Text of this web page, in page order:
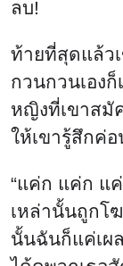
ลบ!
ท้ายที่สุดแล้ว
กวนกวนเอง
หญิงที่เขาสมั
ให้เขารู้สึกค่
“แค่ก แค่ก แ
เหล่านั้นถูกโ
นั้นฉันก็แค่เผ